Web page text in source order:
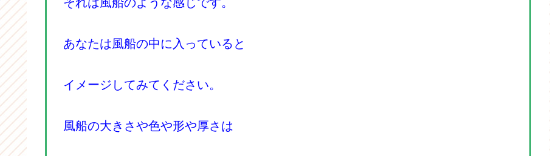
あなたは風船の中に入っていると
イメージしてみてください。
風船の大きさや色や形や厚さは